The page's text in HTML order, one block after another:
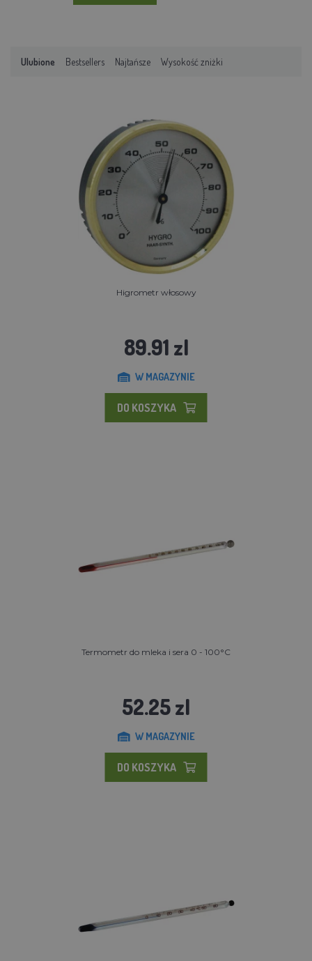
Ulubione Bestsellers Najtańsze Wysokość zniżki
Higrometr włosowy
89.91 zl
W MAGAZYNIE
DO KOSZYKA
Termometr do mleka i sera 0 - 100°C
52.25 zl
W MAGAZYNIE
DO KOSZYKA